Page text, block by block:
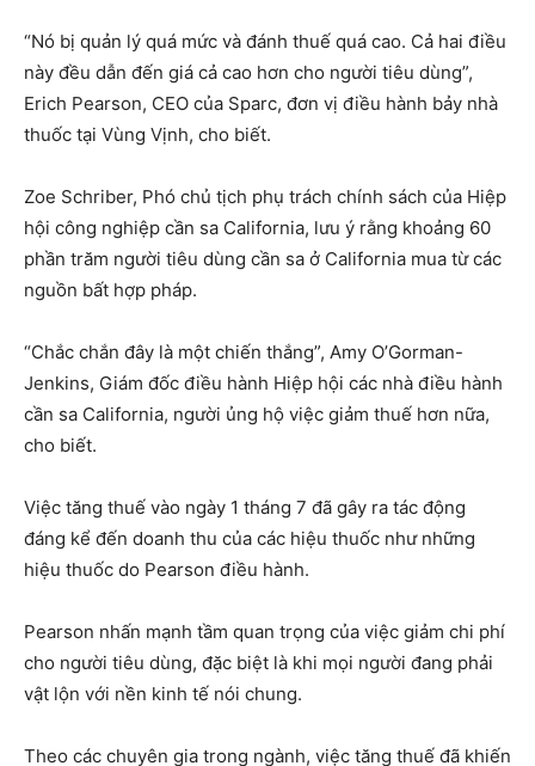
“Nó bị quản lý quá mức và đánh thuế quá cao. Cả hai điều
này đều dẫn đến giá cả cao hơn cho người tiêu dùng”,
Erich Pearson, CEO của Sparc, đơn vị điều hành bảy nhà
thuốc tại Vùng Vịnh, cho biết.
Zoe Schriber, Phó chủ tịch phụ trách chính sách của Hiệp
hội công nghiệp cần sa California, lưu ý rằng khoảng 60
phần trăm người tiêu dùng cần sa ở California mua từ các
nguồn bất hợp pháp.
“Chắc chắn đây là một chiến thắng”, Amy O’Gorman-
Jenkins, Giám đốc điều hành Hiệp hội các nhà điều hành
cần sa California, người ủng hộ việc giảm thuế hơn nữa,
cho biết.
Việc tăng thuế vào ngày 1 tháng 7 đã gây ra tác động
đáng kể đến doanh thu của các hiệu thuốc như những
hiệu thuốc do Pearson điều hành.
Pearson nhấn mạnh tầm quan trọng của việc giảm chi phí
cho người tiêu dùng, đặc biệt là khi mọi người đang phải
vật lộn với nền kinh tế nói chung.
Theo các chuyên gia trong ngành, việc tăng thuế đã khiến